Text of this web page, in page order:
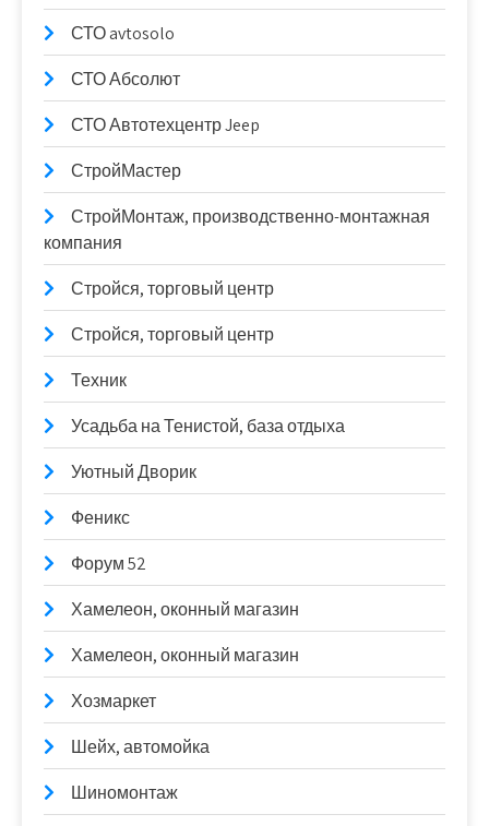
СТО avtosolo
СТО Абсолют
СТО Автотехцентр Jeep
СтройМастер
СтройМонтаж, производственно-монтажная
компания
Стройся, торговый центр
Стройся, торговый центр
Техник
Усадьба на Тенистой, база отдыха
Уютный Дворик
Феникс
Форум 52
Хамелеон, оконный магазин
Хамелеон, оконный магазин
Хозмаркет
Шейх, автомойка
Шиномонтаж